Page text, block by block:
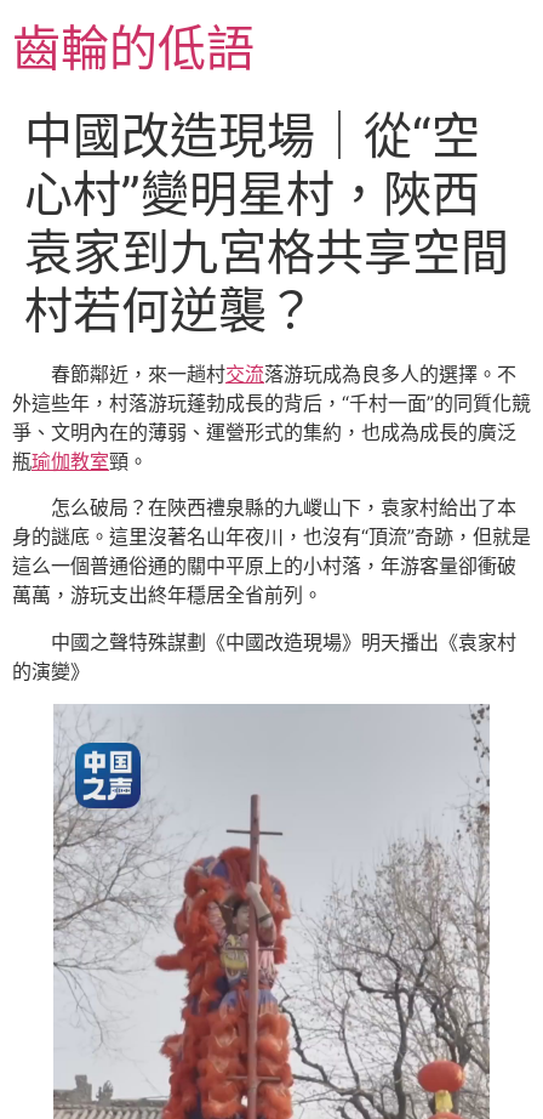
至
主齒輪的低語
中國改造現場｜從“空
心村”變明星村，陜西
袁家到九宮格共享空間
村若何逆襲？
春節鄰近，來一趟村交流落游玩成為良多人的選擇。不
外這些年，村落游玩蓬勃成長的背后，“千村一面”的同質化競
爭、文明內在的薄弱、運營形式的集約，也成為成長的廣泛
瓶瑜伽教室頸。
怎么破局？在陜西禮泉縣的九嵕山下，袁家村給出了本
身的謎底。這里沒著名山年夜川，也沒有“頂流”奇跡，但就是
這么一個普通俗通的關中平原上的小村落，年游客量卻衝破
萬萬，游玩支出終年穩居全省前列。
中國之聲特殊謀劃《中國改造現場》明天播出《袁家村
的演變》